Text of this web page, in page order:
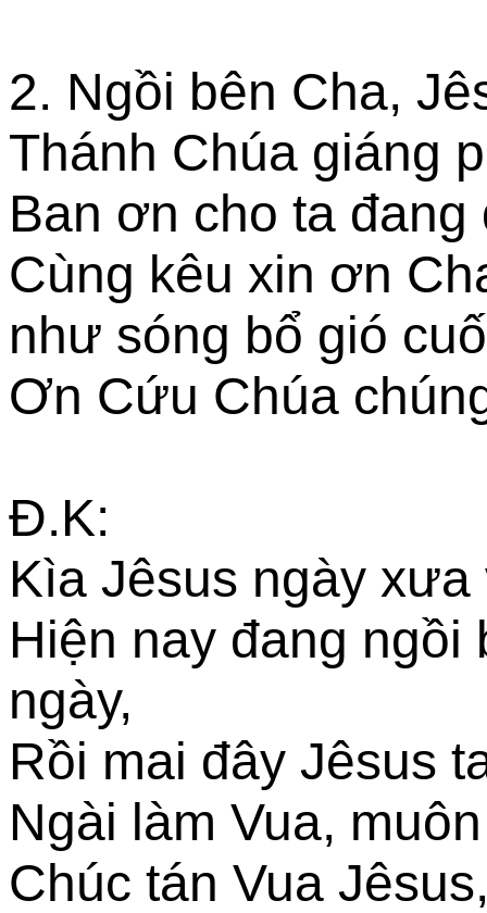
2. Ngồi bên Cha,
Thánh Chúa giáng
Ban ơn cho ta
Cùng kêu xin ơn
như sóng bổ gió
Ơn Cứu Chúa
Đ.K:
Kìa Jêsus ngày xưa
Hiện nay đang
ngày,
Rồi mai đây Jêsus
Ngài làm Vua,
Chúc tán Vua